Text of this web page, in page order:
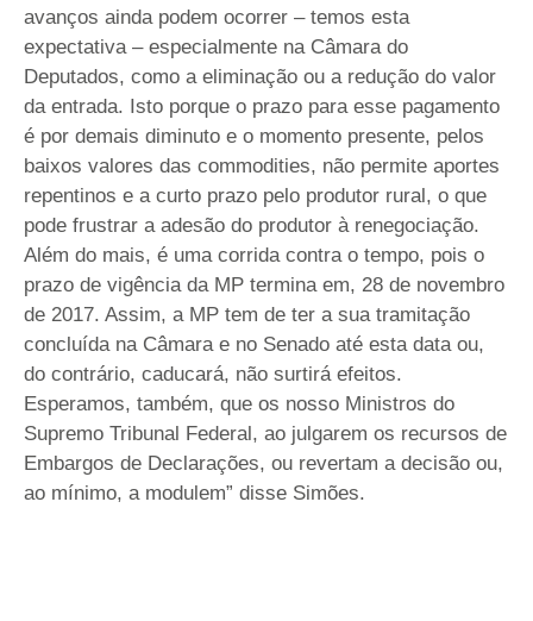
avanços ainda podem ocorrer – temos esta
expectativa – especialmente na Câmara do
Deputados, como a eliminação ou a redução do valor
da entrada. Isto porque o prazo para esse pagamento
é por demais diminuto e o momento presente, pelos
baixos valores das commodities, não permite aportes
repentinos e a curto prazo pelo produtor rural, o que
pode frustrar a adesão do produtor à renegociação.
Além do mais, é uma corrida contra o tempo, pois o
prazo de vigência da MP termina em, 28 de novembro
de 2017. Assim, a MP tem de ter a sua tramitação
concluída na Câmara e no Senado até esta data ou,
do contrário, caducará, não surtirá efeitos.
Esperamos, também, que os nosso Ministros do
Supremo Tribunal Federal, ao julgarem os recursos de
Embargos de Declarações, ou revertam a decisão ou,
ao mínimo, a modulem” disse Simões.